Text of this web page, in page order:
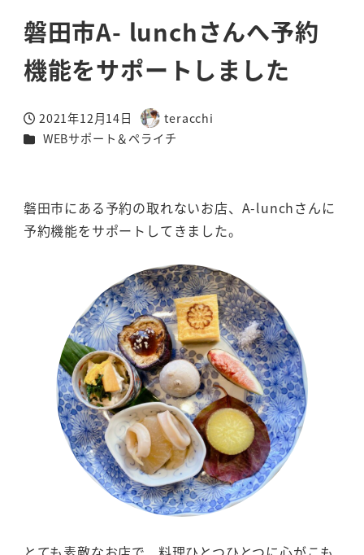
磐田市A- lunchさんへ予約
機能をサポートしました
投稿日
2021年12月14日
著
者
teracchi
カテゴリー
WEBサポート＆ペライチ
磐田市にある予約の取れないお店、A-lunchさんに
予約機能をサポートしてきました。